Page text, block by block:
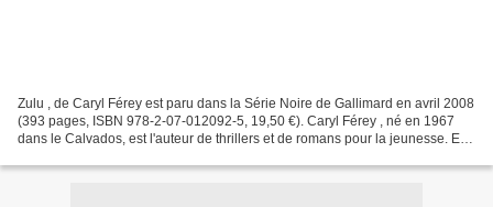
Zulu , de Caryl Férey est paru dans la Série Noire de Gallimard en avril 2008
(393 pages, ISBN 978-2-07-012092-5, 19,50 €). Caryl Férey , né en 1967
dans le Calvados, est l'auteur de thrillers et de romans pour la jeunesse. En